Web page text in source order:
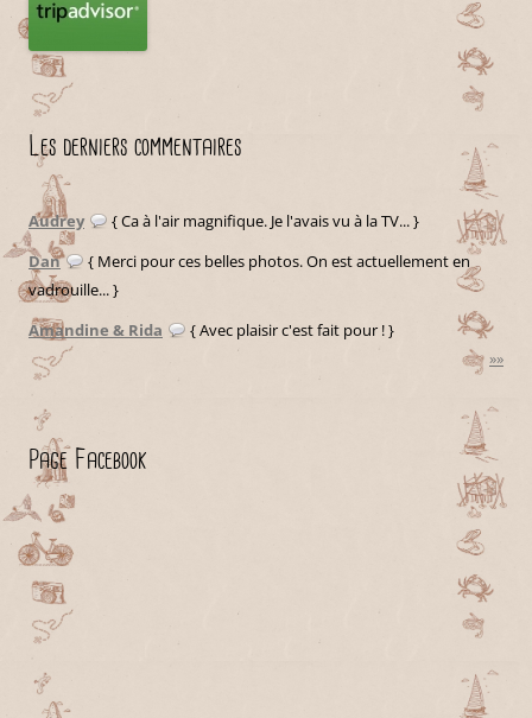
Les derniers commentaires
Audrey
{ Ca à l'air magnifique. Je l'avais vu à la TV... }
Dan
{ Merci pour ces belles photos. On est actuellement en
vadrouille... }
Amandine & Rida
{ Avec plaisir c'est fait pour ! }
»»
Page Facebook